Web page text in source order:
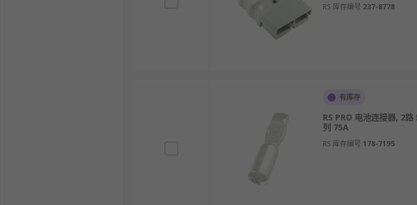
RS 库存编号 237-8778
有库存
RS PRO 电池连接器, 2
列 75A
RS 库存编号 178-7195